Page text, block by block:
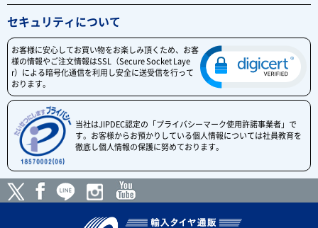
セキュリティについて
お客様に安心してお買い物をお楽しみ頂くため、お客
様の情報やご注文情報はSSL（Secure Socket Laye
r）による暗号化通信を利用し安全に送受信を行って
おります。
当社はJIPDEC認定の「プライバシーマーク使用許諾事業者」で
す。お客様からお預かりしている個人情報については社員教育を
徹底し個人情報の保護に努めております。